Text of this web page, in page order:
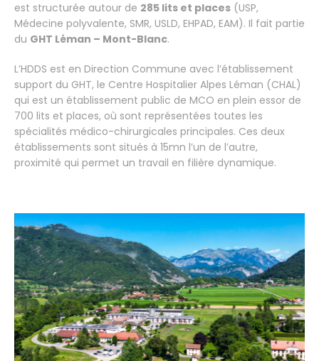
est structurée autour de 285 lits et places (USP,
Médecine polyvalente, SMR, USLD, EHPAD, EAM). Il fait partie
du GHT Léman – Mont-Blanc.
L’HDDS est en Direction Commune avec l’établissement
support du GHT, le Centre Hospitalier Alpes Léman (CHAL)
qui est un établissement public de MCO en plein essor de
700 lits et places, où sont représentées toutes les
spécialités médico-chirurgicales principales. Ces deux
établissements sont situés à 15mn l’un de l’autre,
proximité qui permet un travail en filière dynamique.